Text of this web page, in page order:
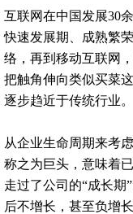
互联网在中国发展30
快速发展期、成熟繁
络，再到移动互联网
把触角伸向类似买菜
逐步趋近于传统行业。
从企业生命周期来考
称之为巨头，意味着
走过了公司的“成长期
后不增长，甚至负增长